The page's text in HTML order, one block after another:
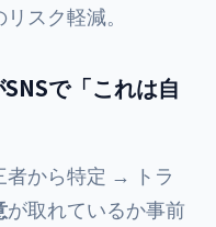
スク軽減。
で「これは自
者から特定 → トラ
が取れているか事前